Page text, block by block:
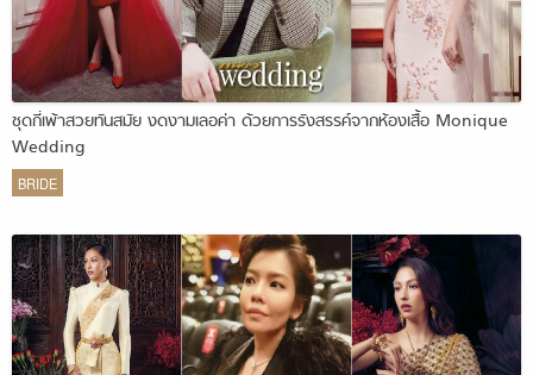
ชุดกี่เพ้าสวยทันสมัย งดงามเลอค่า ด้วยการรังสรรค์จากห้องเสื้อ Monique
Wedding
BRIDE